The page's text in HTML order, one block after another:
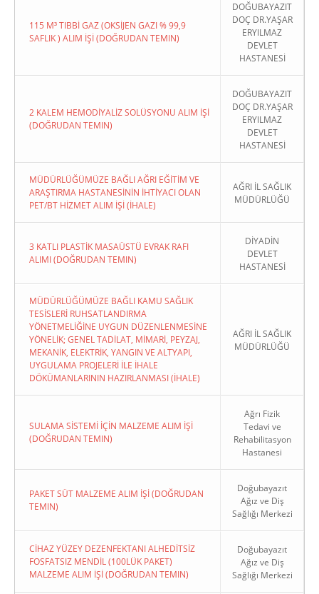
115 M³ TIBBİ GAZ (OKSİJEN GAZI % 99,9
SAFLIK ) ALIM İŞİ (DOĞRUDAN TEMIN)
DOĞUBAYAZIT
DOÇ DR.YAŞAR
ERYILMAZ
DEVLET
HASTANESİ
2 KALEM HEMODİYALİZ SOLÜSYONU ALIM İŞİ
(DOĞRUDAN TEMIN)
DOĞUBAYAZIT
DOÇ DR.YAŞAR
ERYILMAZ
DEVLET
HASTANESİ
MÜDÜRLÜĞÜMÜZE BAĞLI AĞRI EĞİTİM VE
ARAŞTIRMA HASTANESİNİN İHTİYACI OLAN
PET/BT HİZMET ALIM İŞİ (İHALE)
AĞRI İL SAĞLIK
MÜDÜRLÜĞÜ
3 KATLI PLASTİK MASAÜSTÜ EVRAK RAFI
ALIMI (DOĞRUDAN TEMIN)
DİYADİN
DEVLET
HASTANESİ
MÜDÜRLÜĞÜMÜZE BAĞLI KAMU SAĞLIK
TESİSLERİ RUHSATLANDIRMA
YÖNETMELİĞİNE UYGUN DÜZENLENMESİNE
YÖNELİK; GENEL TADİLAT, MİMARİ, PEYZAJ,
MEKANİK, ELEKTRİK, YANGIN VE ALTYAPI,
UYGULAMA PROJELERİ İLE İHALE
DÖKÜMANLARININ HAZIRLANMASI (İHALE)
AĞRI İL SAĞLIK
MÜDÜRLÜĞÜ
SULAMA SİSTEMİ İÇİN MALZEME ALIM İŞİ
(DOĞRUDAN TEMIN)
Ağrı Fizik
Tedavi ve
Rehabilitasyon
Hastanesi
PAKET SÜT MALZEME ALIM İŞİ (DOĞRUDAN
TEMIN)
Doğubayazıt
Ağız ve Diş
Sağlığı Merkezi
CİHAZ YÜZEY DEZENFEKTANI ALHEDİTSİZ
FOSFATSIZ MENDİL (100LÜK PAKET)
MALZEME ALIM İŞİ (DOĞRUDAN TEMIN)
Doğubayazıt
Ağız ve Diş
Sağlığı Merkezi